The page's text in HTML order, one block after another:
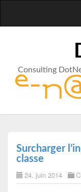
Consulting
Surcharger
classe
24. juin 2014